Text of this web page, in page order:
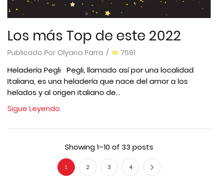
Los más Top de este 2022
Publicado Por Olyana Parra / 7591
Heladería Pegli Pegli, llamado así por una localidad
Italiana, es una heladería que nace del amor a los
helados y al origen italiano de...
Sigue Leyendo
Showing 1–10 of 33 posts
1 2 3 4